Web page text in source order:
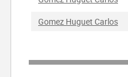
Gomez Huguet Carlos